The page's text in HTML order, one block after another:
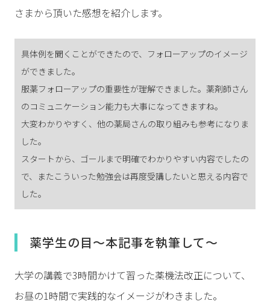
さまから頂いた感想を紹介します。
具体例を聞くことができたので、フォローアップのイメージ
ができました。
服薬フォローアップの重要性が理解できました。薬剤師さん
のコミュニケーション能力も大事になってきますね。
大変わかりやすく、他の薬局さんの取り組みも参考になりま
した。
スタートから、ゴールまで明確でわかりやすい内容でしたの
で、またこういった勉強会は再度受講したいと思える内容で
した。
薬学生の目～本記事を執筆して～
大学の講義で3時間かけて習った薬機法改正について、
お昼の1時間で実践的なイメージがわきました。